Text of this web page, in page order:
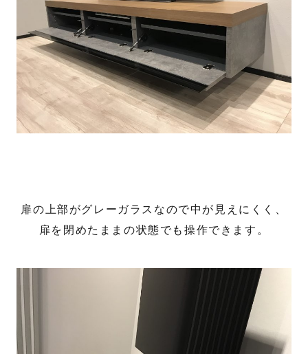
扉の上部がグレーガラスなので中が見えにくく、
扉を閉めたままの状態でも操作できます。